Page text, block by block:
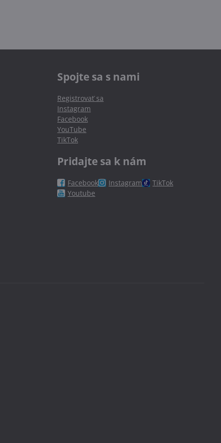
Spojte sa s nami
Registrovať sa
Instagram
Facebook
YouTube
TikTok
Pridajte sa k nám
Facebook Instagram
TikTok
Youtube